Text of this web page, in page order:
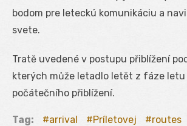
bodom pre leteckú komunikáciu a
svete.
Tratě uvedené v postupu přiblížení
kterých může letadlo letět z fáze
počátečního přiblížení.
Tag: arrival Príletovej routes